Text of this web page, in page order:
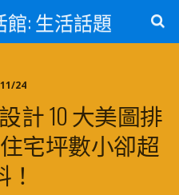
館: 生活話題
24
計 10 大美圖排
宅坪數小卻超